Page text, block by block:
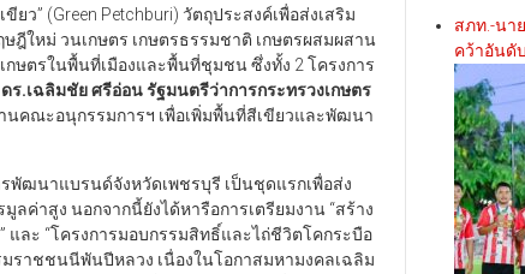
ว” (Green Petchburi) วัตถุประสงค์เพื่อส่งเสริม
ฎีใหม่ วนเกษตร เกษตรธรรมชาติ เกษตรผสมผสาน
ษตรในพื้นที่เมืองและพื้นที่ชุมชน ซึ่งทั้ง 2 โครงการ
ดร.เฉลิมชัย ศรีอ่อน รัฐมนตรีว่าการกระทรวงเกษตร
นคณะอนุกรรมการฯ เพื่อเพิ่มพื้นที่สีเขียวและพัฒนา
พัฒนาแบรนด์จังหวัดเพชรบุรี เป็นชุดแรกเพื่อส่ง
ค่าสูง นอกจากนี้ยังได้หารือการเตรียมงาน “สร้าง
ละ “โครงการมอบกรรมสิทธิ์และไถ่ชีวิตโคกระบือ
ราชชนนีพันปีหลวง เนื่องในโอกาสมหามงคลเฉลิม
สภท.-นา
คว้าอันดั